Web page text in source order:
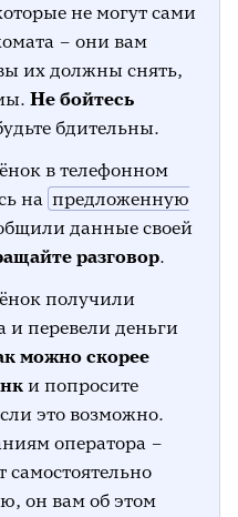
не могут сами
– они вам
их должны снять,
Не бойтесь
бдительны.
в телефонном
на предложенную
данные своей
разговор.
получили
и перевели деньги
можно скорее
и попросите
это возможно.
оператора –
самостоятельно
он вам об этом